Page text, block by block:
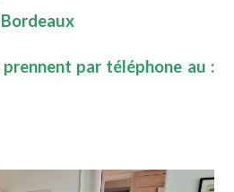
par téléphone au :